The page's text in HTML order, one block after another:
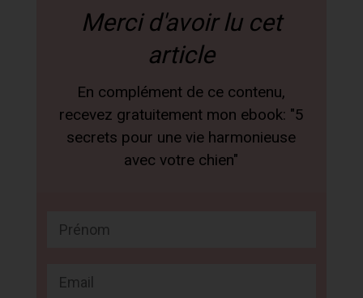
Merci d'avoir lu cet
article
En complément de ce contenu,
recevez gratuitement mon ebook: "5
secrets pour une vie harmonieuse
avec votre chien"